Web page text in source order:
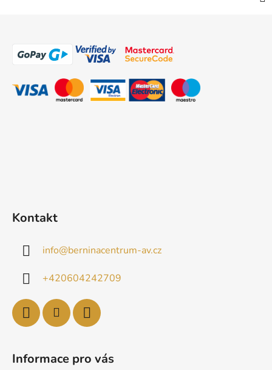
Kontakt
info@berninacentrum-av.cz
+420604242709
Informace pro vás